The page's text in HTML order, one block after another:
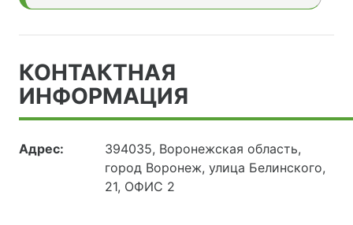
КОНТАКТНАЯ
ИНФОРМАЦИЯ
Адрес:
394035, Воронежская область,
город Воронеж, улица Белинского,
21, ОФИС 2